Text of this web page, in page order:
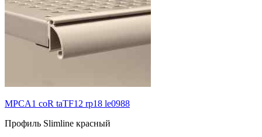
MPCA1 coR taTF12 rp18 le0988
Профиль Slimline красный